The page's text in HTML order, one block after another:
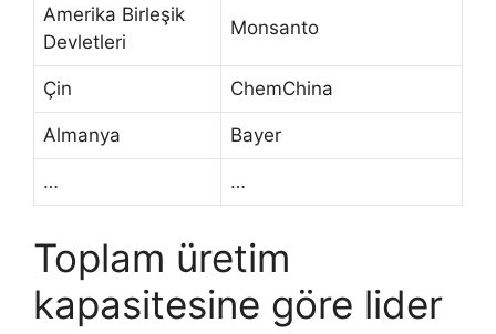
Amerika Birleşik
Devletleri
Monsanto
Çin ChemChina
Almanya Bayer
… …
Toplam üretim
kapasitesine göre lider